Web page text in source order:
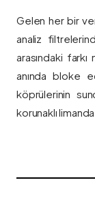
Gelen her bir
analiz
arasındaki
anında bloke
köprülerinin
korunaklı